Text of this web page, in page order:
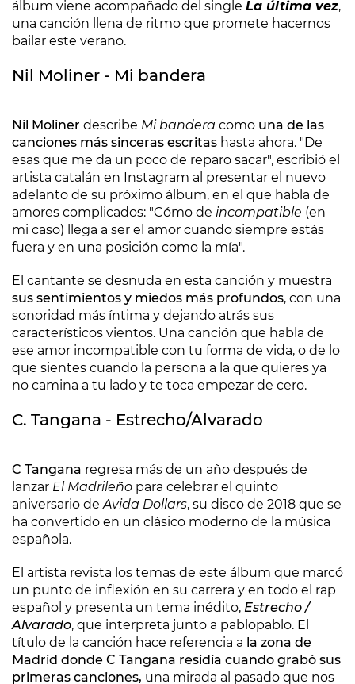
álbum viene acompañado del single La última vez,
una canción llena de ritmo que promete hacernos
bailar este verano.
Nil Moliner - Mi bandera
Nil Moliner describe Mi bandera como una de las
canciones más sinceras escritas hasta ahora. "De
esas que me da un poco de reparo sacar", escribió el
artista catalán en Instagram al presentar el nuevo
adelanto de su próximo álbum, en el que habla de
amores complicados: "Cómo de incompatible (en
mi caso) llega a ser el amor cuando siempre estás
fuera y en una posición como la mía".
El cantante se desnuda en esta canción y muestra
sus sentimientos y miedos más profundos, con una
sonoridad más íntima y dejando atrás sus
característicos vientos. Una canción que habla de
ese amor incompatible con tu forma de vida, o de lo
que sientes cuando la persona a la que quieres ya
no camina a tu lado y te toca empezar de cero.
C. Tangana - Estrecho/Alvarado
C Tangana regresa más de un año después de
lanzar El Madrileño para celebrar el quinto
aniversario deAvida Dollars, su disco de 2018 que se
ha convertido en un clásico moderno de la música
española.
El artista revista los temas de este álbum que marcó
un punto de inflexión en su carrera y en todo el rap
español y presenta un tema inédito, Estrecho /
Alvarado, que interpreta junto a pablopablo. El
título de la canción hace referencia a la zona de
Madrid donde C Tangana residía cuando grabó sus
primeras canciones, una mirada al pasado que nos